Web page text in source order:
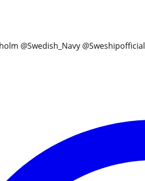
@Swedish_Navy @Sweshipofficial